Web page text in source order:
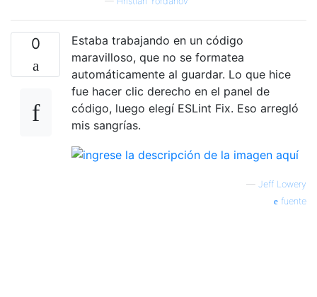
0
Estaba trabajando en un código
maravilloso, que no se formatea
automáticamente al guardar. Lo que hice
fue hacer clic derecho en el panel de
código, luego elegí ESLint Fix. Eso arregló
mis sangrías.
— Jeff Lowery
fuente